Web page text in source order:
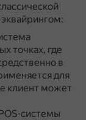
точках, где
в
для
клиент может
системы